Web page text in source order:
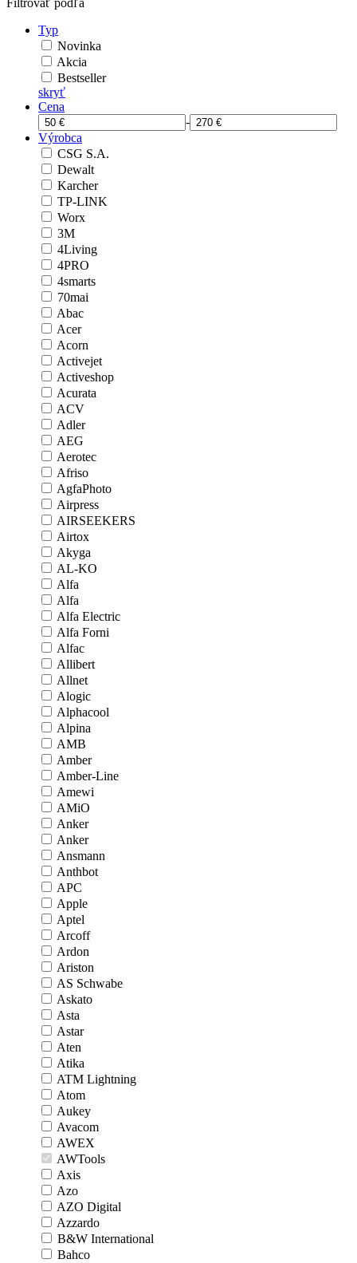
Filtrovať podľa
Typ
Novinka
Akcia
Bestseller
skryť
Cena
-
Výrobca
CSG S.A.
Dewalt
Karcher
TP-LINK
Worx
3M
4Living
4PRO
4smarts
70mai
Abac
Acer
Acorn
Activejet
Activeshop
Acurata
ACV
Adler
AEG
Aerotec
Afriso
AgfaPhoto
Airpress
AIRSEEKERS
Airtox
Akyga
AL-KO
Alfa
Alfa
Alfa Electric
Alfa Forni
Alfac
Allibert
Allnet
Alogic
Alphacool
Alpina
AMB
Amber
Amber-Line
Amewi
AMiO
Anker
Anker
Ansmann
Anthbot
APC
Apple
Aptel
Arcoff
Ardon
Ariston
AS Schwabe
Askato
Asta
Astar
Aten
Atika
ATM Lightning
Atom
Aukey
Avacom
AWEX
AWTools
Axis
Azo
AZO Digital
Azzardo
B&W International
Bahco